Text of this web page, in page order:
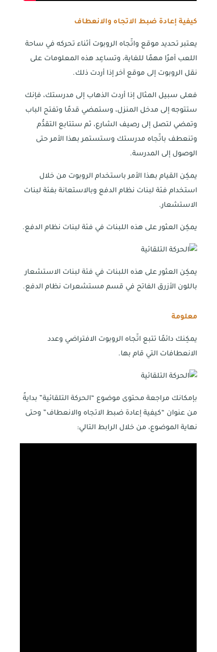
كيفية إعادة ضبط الاتجاه والانعطاف
يعتبر تحديد موقع واتّجاه الروبوت أثناء تحركه في ساحة
اللعب أمرًا مهمًا للغاية، وتساعِد هذه المعلومات على
نقل الروبوت إلى موقع آخر إذا أردت ذلك.
فعلى سبيل المثال إذا أردت الذهاب إلى مدرستك، فإنك
ستتوجه إلى مدخل المنزل، وستمضي قدمًا وتفتح الباب
وتمضي لتصل إلى رصيف الشارع، ثم ستتابع التقدُّم
وتنعطف باتّجاه مدرستك وستستمر بهذا الأمر حتى
الوصول إلى المدرسة.
يمكِن القيام بهذا الأمر باستخدام الروبوت من خلال
استخدام فئة لبنات نظام الدفع وبالاستعانة بفئة لبنات
الاستشعار.
يمكِن العثور على هذه اللبنات في فئة لبنات نظام الدفع.
يمكِن العثور على هذه اللبنات في فئة لبنات الاستشعار
باللون الأزرق الفاتح في قسم مستشعرات نظام الدفع.
معلومة
يمكِنك دائمًا تتبع اتّجاه الروبوت الافتراضي وعدد
الانعطافات التي قام بها.
بإمكانك مراجعة محتوى موضوع “الحركة التلقائية” بدايةً
من عنوان “كيفية إعادة ضبط الاتجاه والانعطاف” وحتى
نهاية الموضوع، من خلال الرابط التالي: